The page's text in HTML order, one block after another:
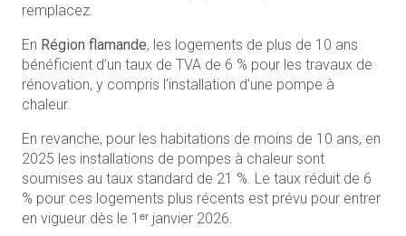
remplacez.
En Région flamande, les logements de plus de 10 ans
bénéficient d’un taux de TVA de 6 % pour les travaux de
rénovation, y compris l’installation d’une pompe à
chaleur.
En revanche, pour les habitations de moins de 10 ans, en
2025 les installations de pompes à chaleur sont
soumises au taux standard de 21 %. Le taux réduit de 6
% pour ces logements plus récents est prévu pour entrer
en vigueur dès le 1ᵉʳ janvier 2026.